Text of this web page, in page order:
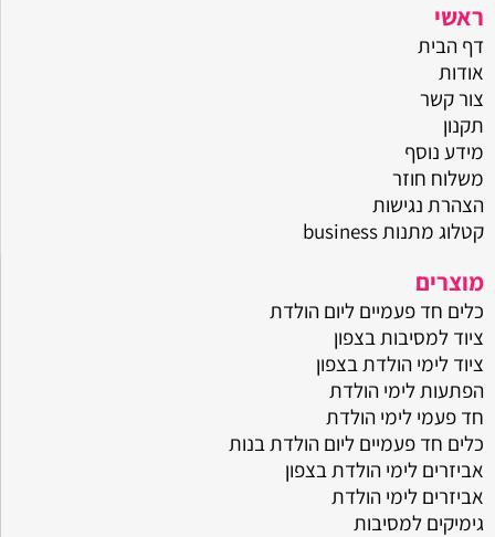
ראשי
דף הבית
אודות
צור קשר
תקנון
מידע נוסף
משלוח חוזר
הצהרת נגישות
קטלוג מתנות business
מוצרים
כלים חד פעמיים ליום הולדת
ציוד למסיבות בצפון
ציוד לימי הולדת בצפון
הפתעות לימי הולדת
חד פעמי לימי הולדת
כלים חד פעמיים ליום הולדת בנות
אביזרים לימי הולדת בצפון
אביזרים לימי הולדת
גימיקים למסיבות